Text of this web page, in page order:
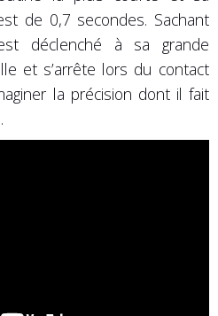
de 0,7 secondes. Sachant
déclenché à sa grande
et s’arrête lors du contact
la précision dont il fait